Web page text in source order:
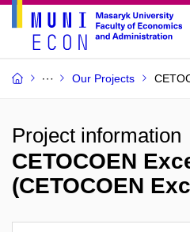
Our Projects
Project information
CETOCOEN
(CETOCOEN